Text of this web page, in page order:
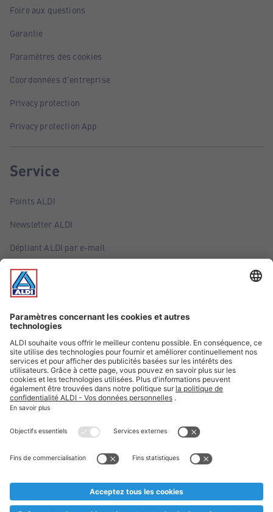
Foire aux questions
Garantie
Paramètres des cookies
Coordonnées d'entreprise
Privacy protection
Privacy protection App
Service
Points ALDI
Newsletter ALDI
Dépliant ALDI par e-mail
Offres
Infos essentielles
Suivez ALDI Belgique
Textes marqués d'un astérisque et mentions légales
* Nous vendons ces articles temporairement et jusqu'à
au cas où, malgré le planning bien étudié, nous serions
prématurément en rupture de stock. Prix Recupel et TVA incl.
** Sur ce site, l’utilisation de la forme masculine a été adoptée